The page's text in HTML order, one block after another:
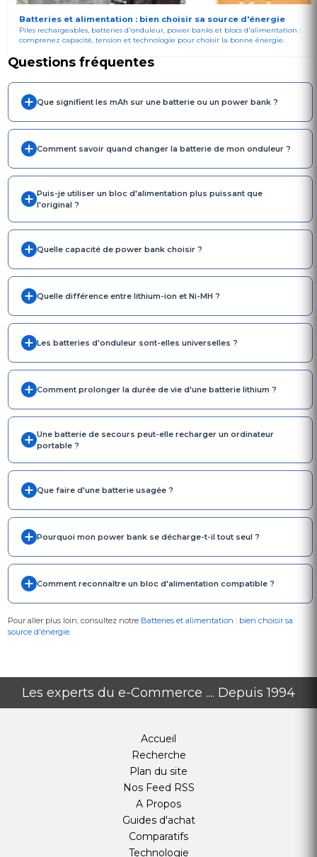
Batteries et alimentation : bien choisir sa source d'énergie
Piles rechargeables, batteries d'onduleur, power banks et blocs d'alimentation :
comprenez capacité, tension et technologie pour choisir la bonne énergie.
Questions fréquentes
Que signifient les mAh sur une batterie ou un power bank ?
Comment savoir quand changer la batterie de mon onduleur ?
Puis-je utiliser un bloc d'alimentation plus puissant que
l'original ?
Quelle capacité de power bank choisir ?
Quelle différence entre lithium-ion et Ni-MH ?
Les batteries d'onduleur sont-elles universelles ?
Comment prolonger la durée de vie d'une batterie lithium ?
Une batterie de secours peut-elle recharger un ordinateur
portable ?
Que faire d'une batterie usagée ?
Pourquoi mon power bank se décharge-t-il tout seul ?
Comment reconnaître un bloc d'alimentation compatible ?
Pour aller plus loin, consultez notre Batteries et alimentation : bien choisir sa
source d'énergie.
Les experts du e-Commerce .... Depuis 1994
Accueil
Recherche
Plan du site
Nos Feed RSS
A Propos
Guides d'achat
Comparatifs
Technologie